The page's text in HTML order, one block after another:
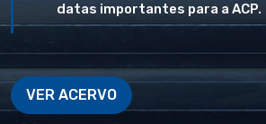
datas importantes para a ACP.
VER ACERVO